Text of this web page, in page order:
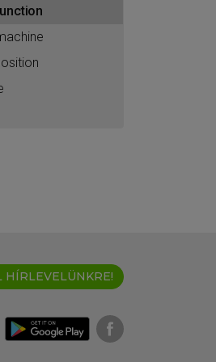
HÍRLEVELÜNKRE!